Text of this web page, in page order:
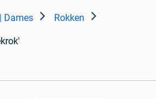
Dames Rokken